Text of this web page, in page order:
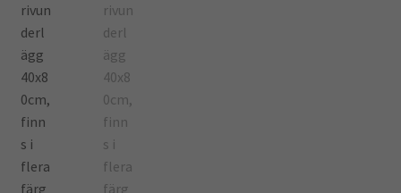
Utvalt för…
Advokater
Ekonomi & Bokföring
Kontoret